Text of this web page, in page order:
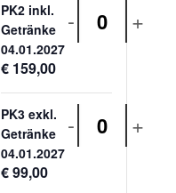
PK2 inkl.
Getränke
04.01.2027
€ 159,00
- Anzahl
+
PK3 exkl.
Getränke
04.01.2027
€99,00
- Anzahl
+